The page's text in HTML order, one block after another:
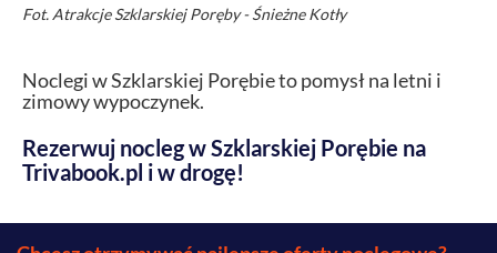
Fot. Atrakcje Szklarskiej Poręby - Śnieżne Kotły
Noclegi w Szklarskiej Porębie to pomysł na letni i
zimowy wypoczynek.
Rezerwuj nocleg w Szklarskiej Porębie na
Trivabook.pl i w drogę!